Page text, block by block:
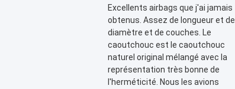
Excellents airbags que j'ai jamais
obtenus. Assez de longueur et de
diamètre et de couches. Le
caoutchouc est le caoutchouc
naturel original mélangé avec la
représentation très bonne de
l'herméticité. Nous les avions